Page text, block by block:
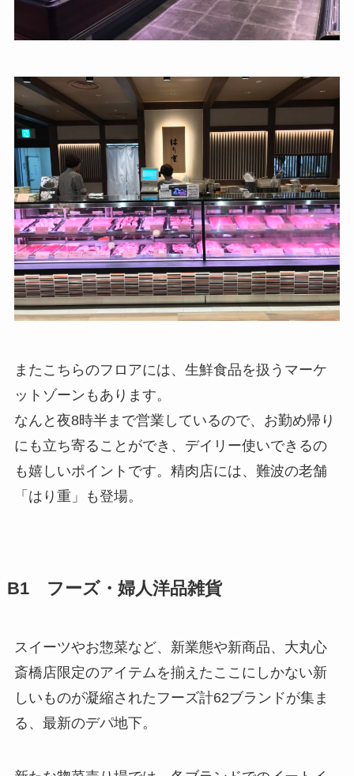
またこちらのフロアには、生鮮食品を扱うマーケ
ットゾーンもあります。
なんと夜8時半まで営業しているので、お勤め帰り
にも立ち寄ることができ、デイリー使いできるの
も嬉しいポイントです。精肉店には、難波の老舗
「はり重」も登場。
B1 フーズ・婦人洋品雑貨
スイーツやお惣菜など、新業態や新商品、大丸心
斎橋店限定のアイテムを揃えたここにしかない新
しいものが凝縮されたフーズ計62ブランドが集ま
る、最新のデパ地下。